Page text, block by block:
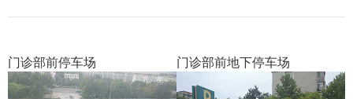
门诊部前停车场 门诊部前地下停车场